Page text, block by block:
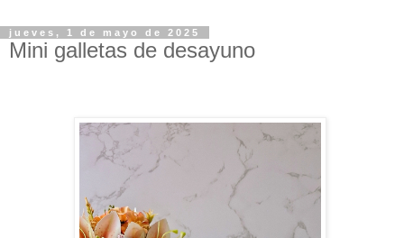
jueves, 1 de mayo de 2025
Mini galletas de desayuno